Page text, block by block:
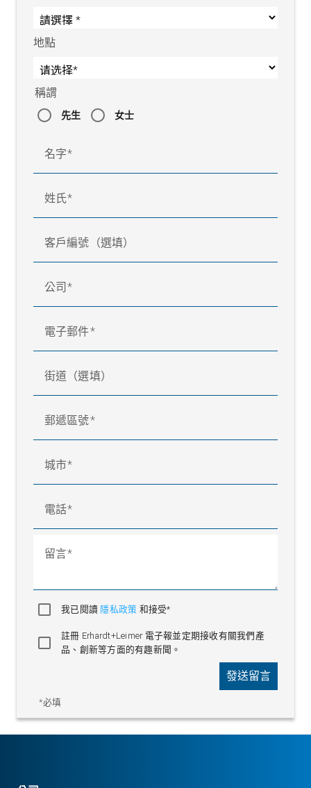
地點
稱謂
先生 女士
名字
姓氏
客戶編號（選填）
公司
電子郵件
街道（選填）
郵遞區號
城市
電話
留言
我已閱讀 隱私政策 和接受*
註冊 Erhardt+Leimer 電子報並定期接收有關我們產
品、創新等方面的有趣新聞。
*必填
發送留言